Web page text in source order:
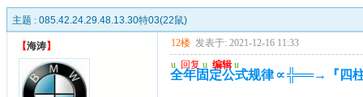
主题 : 085.42.24.29.48.13.30特03(22鼠)
【海涛】 12楼 发表于: 2021-12-16 11:33
u 回复 u 编辑 u
全年固定公式规律∝╬══→『四